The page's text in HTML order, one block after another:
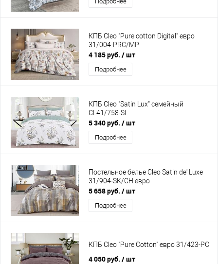
КПБ Cleo "Pure cotton Digital" евро
31/004-PRC/MP
4 185 руб. / шт
Подробнее
КПБ Cleo "Satin Lux" семейный
CL41/758-SL
5 340 руб. / шт
Подробнее
Постельное белье Cleo Satin de' Luxe
31/904-SK/CH евро
5 658 руб. / шт
Подробнее
КПБ Cleo "Pure Cotton" евро 31/423-PC
4 050 руб. / шт